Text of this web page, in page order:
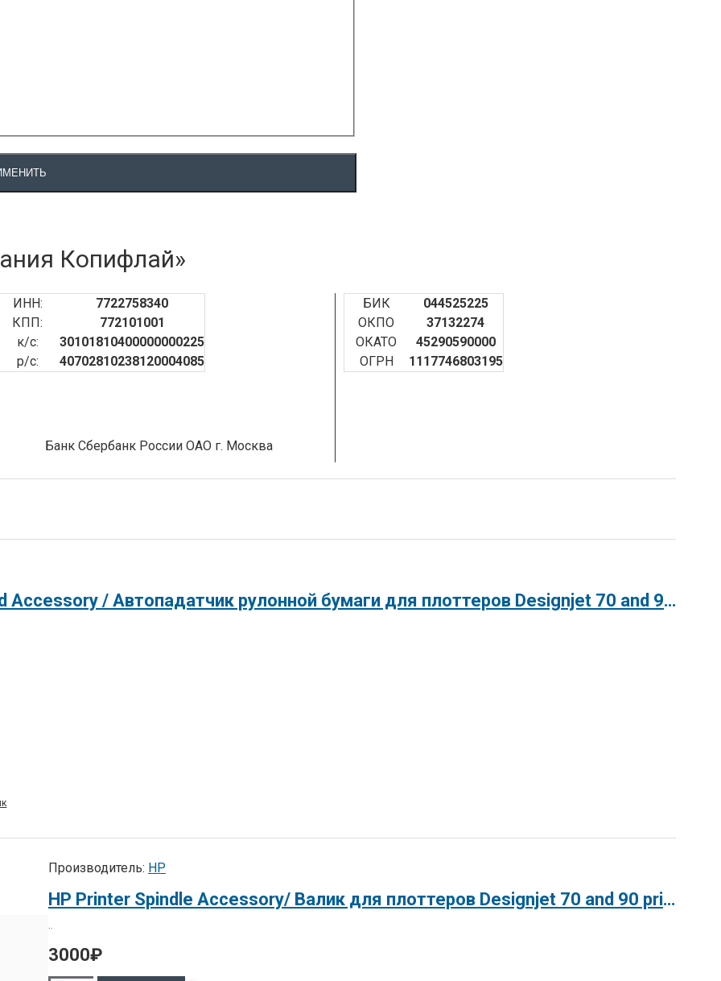
Копифлай»
ИНН:
7722758340
КПП:
772101001
к/с:
30101810400000000225
р/с:
40702810238120004085
Банк Сбербанк России ОАО г. Москва
БИК
044525225
ОКПО
37132274
ОКАТО
45290590000
ОГРН
1117746803195
HP Printer Roll Feed Accessory / Автопадатчик рулонной бумаги для плоттеров Designjet 70 and 90 printer series.
Производитель: HP
HP Printer Spindle Accessory/ Валик для плоттеров Designjet 70 and 90 printer series.
3000₽